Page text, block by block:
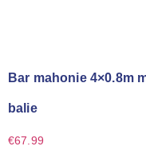
Bar mahonie 4×0.8m
balie
€67.99